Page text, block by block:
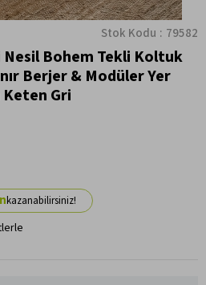
Stok Kodu 79582
Nesil Bohem Tekli Koltuk
Berjer & Modüler Yer
Keten Gri